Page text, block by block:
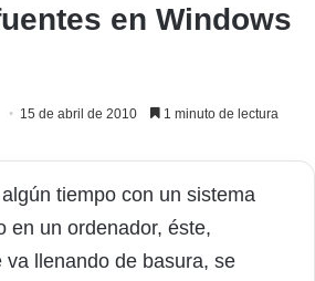
en Windows
15 de abril de 2010 1 minuto de lectura
tiempo con un sistema
en un ordenador, éste,
va llenando de basura, se